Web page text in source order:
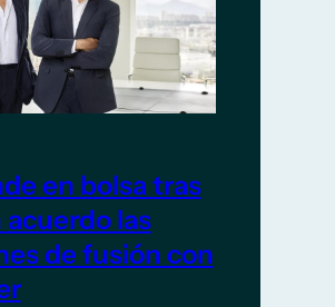
en bolsa tras
las
de fusión con